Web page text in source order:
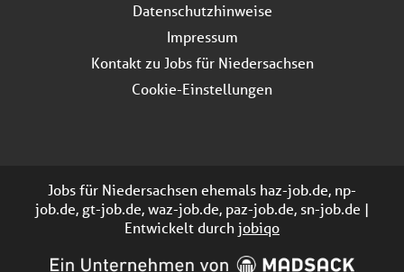
Datenschutzhinweise
Impressum
Kontakt zu Jobs für Niedersachsen
Cookie-Einstellungen
Jobs für Niedersachsen ehemals haz-job.de, np-
job.de, gt-job.de, waz-job.de, paz-job.de, sn-job.de |
Entwickelt durchjobiqo